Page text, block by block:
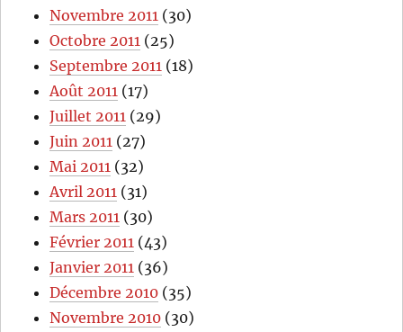
Novembre 2011 (30)
Octobre 2011 (25)
Septembre 2011 (18)
Août 2011 (17)
Juillet 2011 (29)
Juin 2011 (27)
Mai 2011 (32)
Avril 2011 (31)
Mars 2011 (30)
Février 2011 (43)
Janvier 2011 (36)
Décembre 2010 (35)
Novembre 2010 (30)